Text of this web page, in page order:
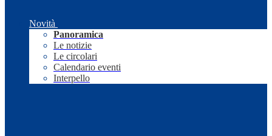
Novità
Panoramica
Le notizie
Le circolari
Calendario eventi
Interpello